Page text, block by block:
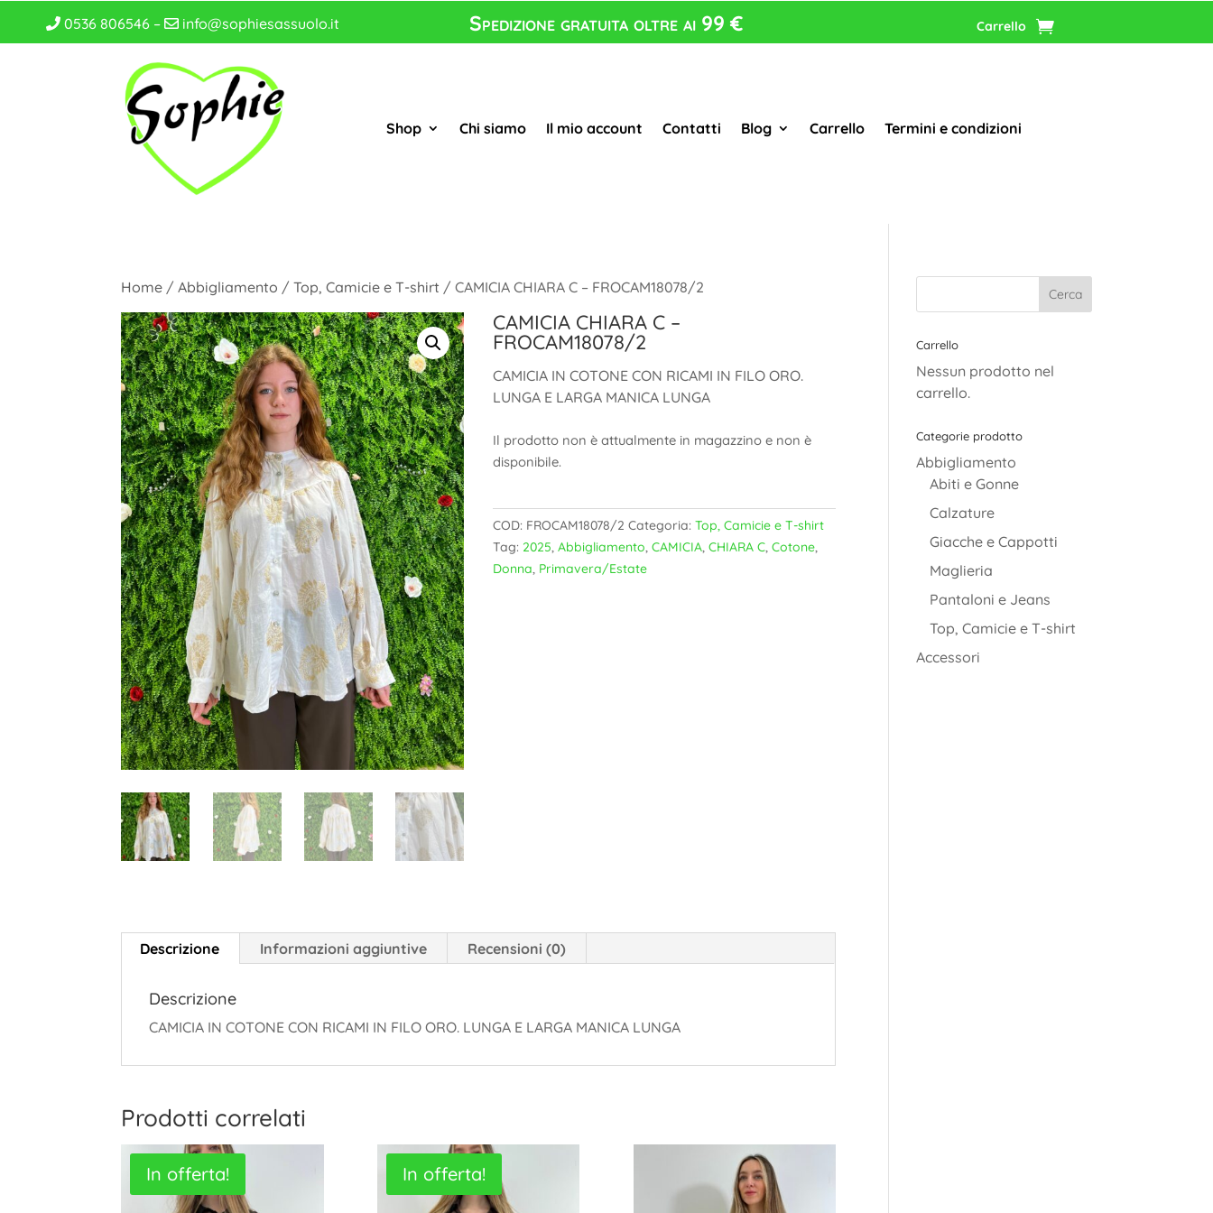
0536 806546 – info@sophiesassuolo.it Spedizione gratuita oltre ai 99 € Carrello
Shop Chi siamo Il mio account Contatti Blog Carrello Termini e condizioni
Home /Abbigliamento /Top, Camicie e T-shirt / CAMICIA CHIARA C – FROCAM18078/2
CAMICIA CHIARA C –
FROCAM18078/2
CAMICIA IN COTONE CON RICAMI IN FILO ORO.
LUNGA E LARGA MANICA LUNGA
Il prodotto non è attualmente in magazzino e non è
disponibile.
COD: FROCAM18078/2 Categoria:Top, Camicie e T-shirt
Tag: 2025,Abbigliamento,CAMICIA,CHIARA C,Cotone,
Donna, Primavera/Estate
Descrizione Informazioni aggiuntive Recensioni (0)
Descrizione
CAMICIA IN COTONE CON RICAMI IN FILO ORO. LUNGA E LARGA MANICA LUNGA
Prodotti correlati
In offerta! In offerta!
Carrello
Nessun prodotto nel
carrello.
Categorie prodotto
Abbigliamento
Abiti e Gonne
Calzature
Giacche e Cappotti
Maglieria
Pantaloni e Jeans
Top, Camicie e T-shirt
Accessori